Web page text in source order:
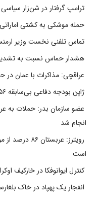
ترامپ گرفتار در شن‌زار سیاسی
حمله موشکی به کشتی
تماس تلفنی نخست وزیر
هشدار حماس نسبت به
عراقچی: مذاکرات با عمان در
ژاپن بودجه دفاعی بی‌سابقه ۵۶ میلیارد دلاری را در نظر دارد
عضو سازمان بدر: حملات به
انجام شد
رویترز:
است
کنترل ایوانوفکا در خارکیف
انفجار یک پهپاد در خاک